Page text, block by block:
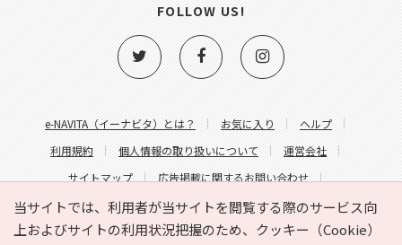
当サイトでは、利用者が当サイトを閲覧する際のサービス向
上およびサイトの利用状況把握のため、クッキー（Cookie）
e-NAVITA（イーナビタ）とは？ お気に入り
ヘルプ
利用規約
個人情報の取り扱いについて
運営会社
サイトマップ
広告掲載に関するお問い合わせ
サイトの内容に関するお問い合わせ
FOLLOW US!